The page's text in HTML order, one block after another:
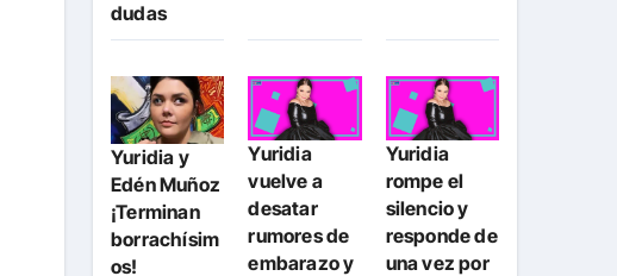
dudas
Yuridia y
Edén Muñoz
¡Terminan
borrachísim
os!
Yuridia
vuelve a
desatar
rumores de
embarazo y
Yuridia
rompe el
silencio y
responde de
una vez por